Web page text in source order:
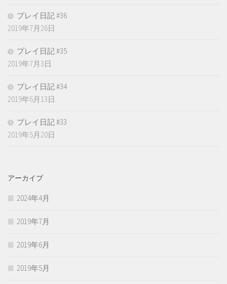
プレイ日記 #36
2019年7月26日
プレイ日記 #35
2019年7月3日
プレイ日記 #34
2019年6月13日
プレイ日記 #33
2019年5月20日
アーカイブ
2024年4月
2019年7月
2019年6月
2019年5月